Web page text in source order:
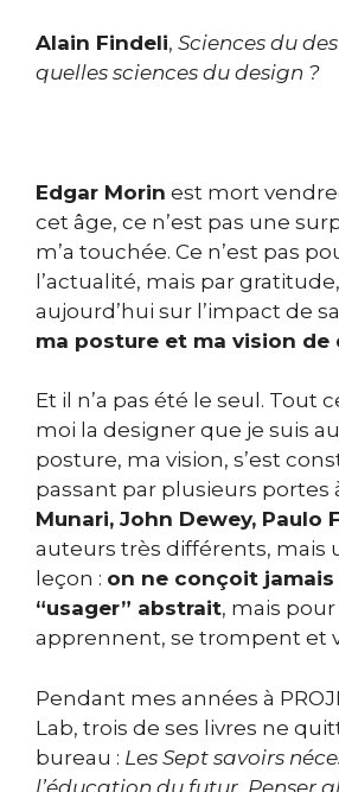
Alain Findeli, Sciences du
quelles sciences du design ?
Edgar Morin est mort
cet âge, ce n’est pas une
m’a touchée. Ce n’est pas
l’actualité, mais par
aujourd’hui sur l’impact de
ma posture et ma vision de
Et il n’a pas été le seul. Tout
moi la designer que je suis
posture, ma vision, s’est
passant par plusieurs portes
Munari, John Dewey, Paulo
auteurs très différents, mais
leçon : on ne conçoit jamais
“usager” abstrait, mais
apprennent, se trompent et
Pendant mes années à
Lab, trois de ses livres ne
bureau : Les Sept savoirs
l’éducation du futur, Penser